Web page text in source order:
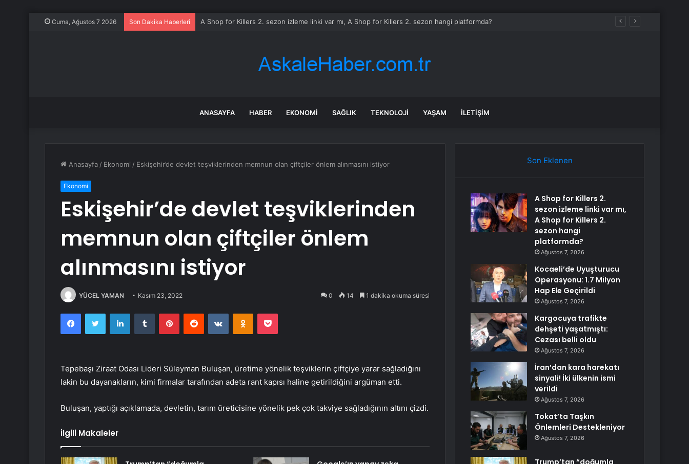
Cuma, Ağustos 7 2026 Son Dakika Haberleri Kocaeli’de Uyuşturucu Operasyonu: 1.7 Milyon Hap Ele Geçirildi
ANASAYFA HABER EKONOMI SAĞLIK TEKNOLOJI YAŞAM İLETIŞIM
Anasayfa / Ekonomi / Eskişehir’de devlet teşviklerinden memnun olan çiftçiler önlem alınmasını istiyor
Ekonomi
Eskişehir’de devlet teşviklerinden
memnun olan çiftçiler önlem
alınmasını istiyor
YÜCEL YAMAN Kasım 23, 2022 0 14 1 dakika okuma süresi
FacebookTwitter LinkedInTumblr PinterestReddit VKontakteOdnoklassniki
Pocket
Tepebaşı Ziraat Odası Lideri Süleyman Buluşan, üretime yönelik teşviklerin çiftçiye yarar sağladığını
lakin bu dayanakların, kimi firmalar tarafından adeta rant kapısı haline getirildiğini argüman etti.
Buluşan, yaptığı açıklamada, devletin, tarım üreticisine yönelik pek çok takviye sağladığının altını çizdi.
İlgili Makaleler
Son Eklenen
A Shop for Killers 2.
sezon izleme linki var mı,
A Shop for Killers 2.
sezon hangi
platformda?
Ağustos 7, 2026
Kocaeli’de Uyuşturucu
Operasyonu: 1.7 Milyon
Hap Ele Geçirildi
Ağustos 7, 2026
Kargocuya trafikte
dehşeti yaşatmıştı:
Cezası belli oldu
Ağustos 7, 2026
İran’dan kara harekatı
sinyali! İki ülkenin ismi
verildi
Ağustos 7, 2026
Tokat’ta Taşkın
Önlemleri Destekleniyor
Ağustos 7, 2026
Trump’tan “doğumla